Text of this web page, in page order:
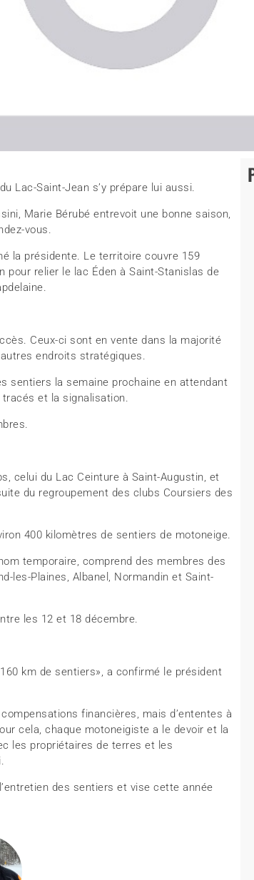
Lac-Saint-Jean s’y prépare lui aussi.
Marie Bérubé entrevoit une bonne saison,
vous.
la présidente. Le territoire couvre 159
relier le lac Éden à Saint-Stanislas de
Ceux-ci sont en vente dans la majorité
endroits stratégiques.
sentiers la semaine prochaine en attendant
tracés et la signalisation.
celui du Lac Ceinture à Saint-Augustin, et
du regroupement des clubs Coursiers des
400 kilomètres de sentiers de motoneige.
temporaire, comprend des membres des
les-Plaines, Albanel, Normandin et Saint-
les 12 et 18 décembre.
km de sentiers», a confirmé le président
financières, mais d’ententes à
cela, chaque motoneigiste a le devoir et la
les propriétaires de terres et les
des sentiers et vise cette année